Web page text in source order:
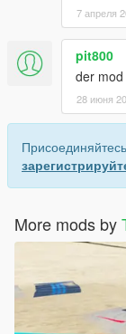
7 апреля
pit800
der
28 июня
More mods by